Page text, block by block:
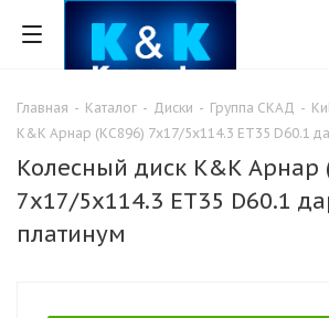
Главная - Каталог - Диски - Группа СКАД -
K&K Арнар (КС896) 7x17/5x114.3 ET35 D60.1
Колесный диск K&K Арнар
7x17/5x114.3 ET35 D60.1
платинум